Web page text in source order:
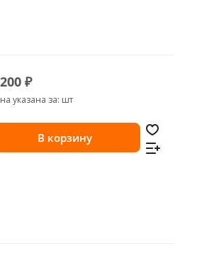
₽
указана за: шт
В корзину